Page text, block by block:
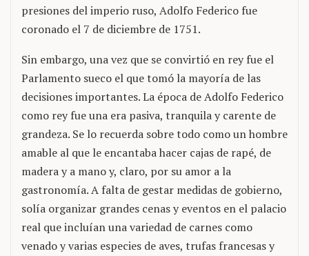
presiones del imperio ruso, Adolfo Federico fue
coronado el 7 de diciembre de 1751.
Sin embargo, una vez que se convirtió en rey fue el
Parlamento sueco el que tomó la mayoría de las
decisiones importantes. La época de Adolfo Federico
como rey fue una era pasiva, tranquila y carente de
grandeza. Se lo recuerda sobre todo como un hombre
amable al que le encantaba hacer cajas de rapé, de
madera y a mano y, claro, por su amor a la
gastronomía. A falta de gestar medidas de gobierno,
solía organizar grandes cenas y eventos en el palacio
real que incluían una variedad de carnes como
venado y varias especies de aves, trufas francesas y